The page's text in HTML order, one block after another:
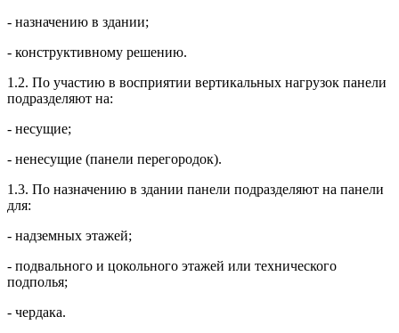
- назначению в здании;
- конструктивному решению.
1.2. По участию в восприятии вертикальных нагрузок панели
подразделяют на:
- несущие;
- ненесущие (панели перегородок).
1.3. По назначению в здании панели подразделяют на панели
для:
- надземных этажей;
- подвального и цокольного этажей или технического
подполья;
- чердака.